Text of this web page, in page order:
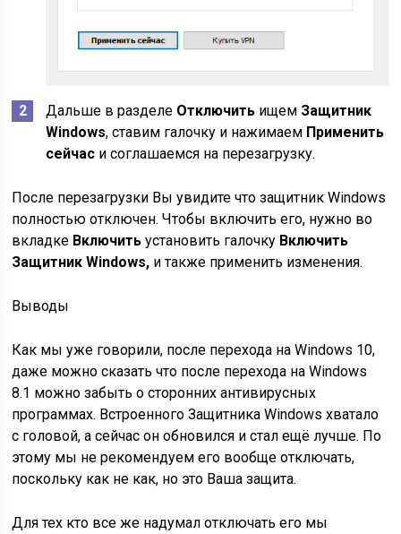
Дальше в разделе Отключить ищем Защитник
Windows, ставим галочку и нажимаем Применить
сейчас и соглашаемся на перезагрузку.
После перезагрузки Вы увидите что защитник Windows
полностью отключен. Чтобы включить его, нужно во
вкладке Включитьустановить галочку Включить
Защитник Windows, и также применить изменения.
Выводы
Как мы уже говорили, после перехода на Windows 10,
даже можно сказать что после перехода на Windows
8.1 можно забыть о сторонних антивирусных
программах. Встроенного Защитника Windows хватало
с головой, а сейчас он обновился и стал ещё лучше. По
этому мы не рекомендуем его вообще отключать,
поскольку как не как, но это Ваша защита.
Для тех кто все же надумал отключать его мы